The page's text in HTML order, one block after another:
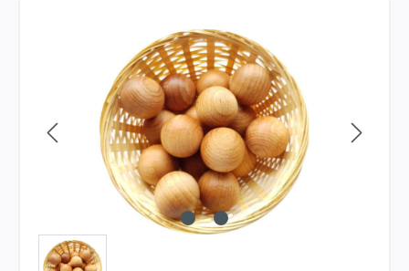
Bildergalerie überspringen